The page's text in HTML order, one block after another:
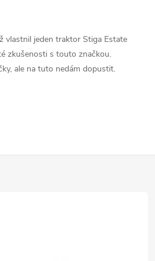
vlastnil jeden traktor Stiga Estate
zkušenosti s touto značkou.
ale na tuto nedám dopustit.